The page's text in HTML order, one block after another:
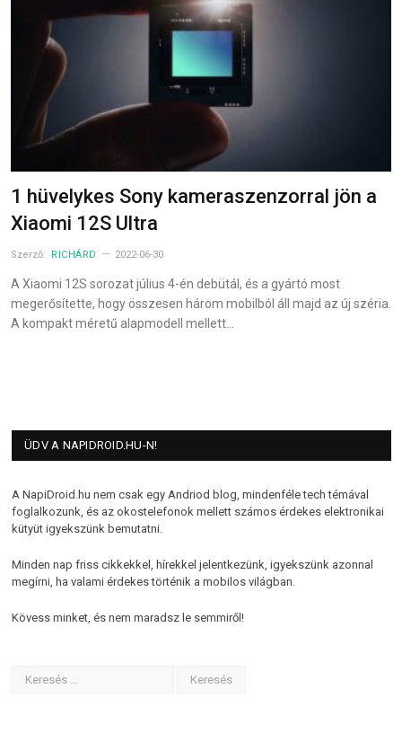
1 hüvelykes Sony kameraszenzorral jön a
Xiaomi 12S Ultra
Szerző: RICHÁRD 2022-06-30
A Xiaomi 12S sorozat július 4-én debütál, és a gyártó most
megerősítette, hogy összesen három mobilból áll majd az új széria.
A kompakt méretű alapmodell mellett…
ÜDV A NAPIDROID.HU-N!
A NapiDroid.hu nem csak egy Andriod blog, mindenféle tech témával
foglalkozunk, és az okostelefonok mellett számos érdekes elektronikai
kütyüt igyekszünk bemutatni.
Minden nap friss cikkekkel, hírekkel jelentkezünk, igyekszünk azonnal
megírni, ha valami érdekes történik a mobilos világban.
Kövess minket, és nem maradsz le semmiről!